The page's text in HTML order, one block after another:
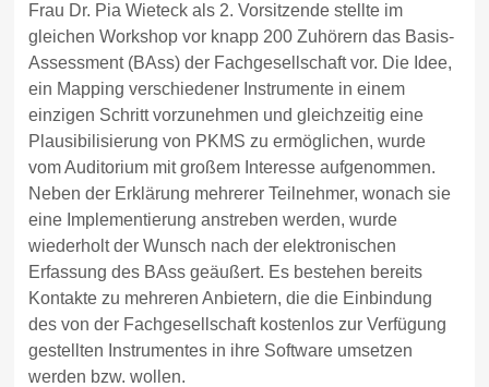
Frau Dr. Pia Wieteck als 2. Vorsitzende stellte im
gleichen Workshop vor knapp 200 Zuhörern das Basis-
Assessment (BAss) der Fachgesellschaft vor. Die Idee,
ein Mapping verschiedener Instrumente in einem
einzigen Schritt vorzunehmen und gleichzeitig eine
Plausibilisierung von PKMS zu ermöglichen, wurde
vom Auditorium mit großem Interesse aufgenommen.
Neben der Erklärung mehrerer Teilnehmer, wonach sie
eine Implementierung anstreben werden, wurde
wiederholt der Wunsch nach der elektronischen
Erfassung des BAss geäußert. Es bestehen bereits
Kontakte zu mehreren Anbietern, die die Einbindung
des von der Fachgesellschaft kostenlos zur Verfügung
gestellten Instrumentes in ihre Software umsetzen
werden bzw. wollen.